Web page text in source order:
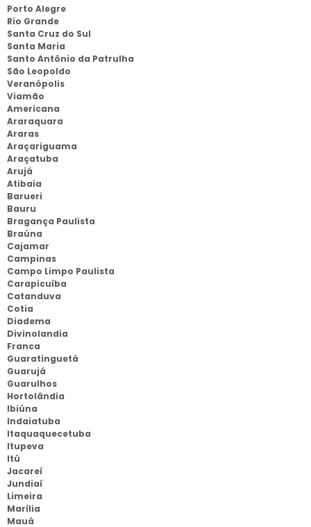
Porto Alegre
Rio Grande
Santa Cruz do Sul
Santa Maria
Santo Antônio da Patrulha
São Leopoldo
Veranópolis
Viamão
Americana
Araraquara
Araras
Araçariguama
Araçatuba
Arujá
Atibaia
Barueri
Bauru
Bragança Paulista
Braúna
Cajamar
Campinas
Campo Limpo Paulista
Carapicuíba
Catanduva
Cotia
Diadema
Divinolandia
Franca
Guaratinguetá
Guarujá
Guarulhos
Hortolândia
Ibiúna
Indaiatuba
Itaquaquecetuba
Itupeva
Itú
Jacareí
Jundiaí
Limeira
Marília
Mauá